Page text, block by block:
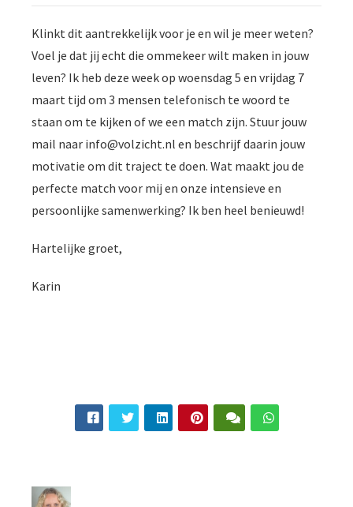
Klinkt dit aantrekkelijk voor je en wil je meer weten?
Voel je dat jij echt die ommekeer wilt maken in jouw
leven? Ik heb deze week op woensdag 5 en vrijdag 7
maart tijd om 3 mensen telefonisch te woord te
staan om te kijken of we een match zijn. Stuur jouw
mail naar info@volzicht.nl en beschrijf daarin jouw
motivatie om dit traject te doen. Wat maakt jou de
perfecte match voor mij en onze intensieve en
persoonlijke samenwerking? Ik ben heel benieuwd!
Hartelijke groet,
Karin